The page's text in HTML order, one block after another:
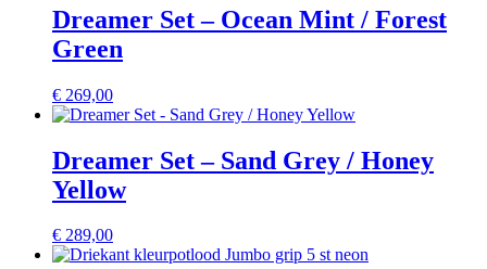
Dreamer Set – Ocean Mint / Forest
Green
€ 269,00
Dreamer Set – Sand Grey / Honey
Yellow
€ 289,00